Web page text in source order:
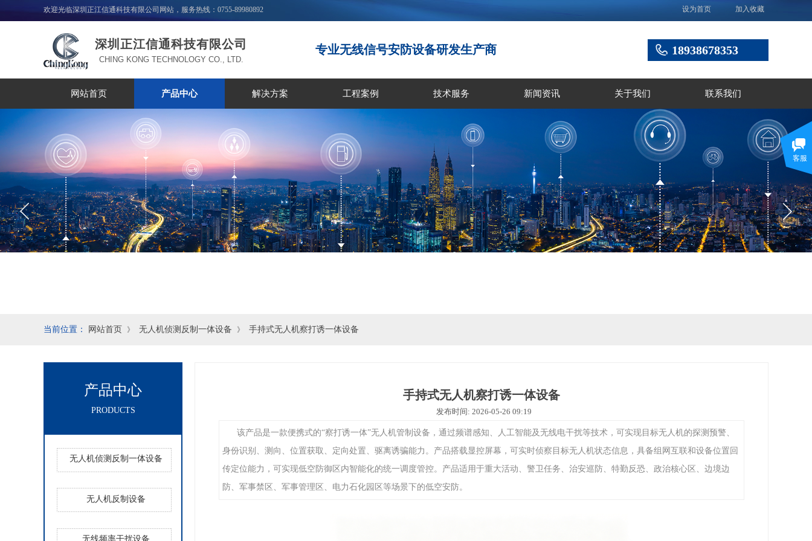
设为首页 加入收藏
欢迎光临深圳正江信通科技有限公司网站，服务热线：0755-89980892
专业无线信号安防设备研发生产商
CHING KONG TECHNOLOGY CO., LTD.
深圳正江信通科技有限公司 18938678353
网站首页 产品中心 解决方案 工程案例 技术服务 新闻资讯 关于我们 联系我们
网站首页 》 无人机侦测反制一体设备 》 手持式无人机察打诱一体设备
当前位置：
PRODUCTS
产品中心
无人机侦测反制一体设备
无人机反制设备
无线频率干扰设备
手持式无人机察打诱一体设备
发布时间: 2026-05-26 09:19
该产品是一款便携式的“察打诱一体”无人机管制设备，通过频谱感知、人工智能及无线电干扰等技术，可实现目标无人机的探测预警、
身份识别、测向、位置获取、定向处置、驱离诱骗能力。产品搭载显控屏幕，可实时侦察目标无人机状态信息，具备组网互联和设备位置回
传定位能力，可实现低空防御区内智能化的统一调度管控。产品适用于重大活动、警卫任务、治安巡防、特勤反恐、政治核心区、边境边
防、军事禁区、军事管理区、电力石化园区等场景下的低空安防。
客服